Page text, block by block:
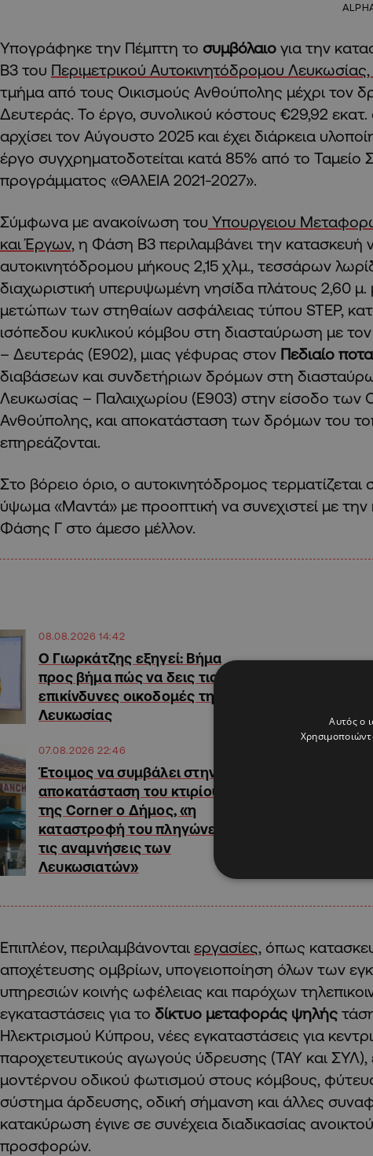
Υπογράφηκε την Πέμπτη το συμβόλαιο για την
Β3 του Περιμετρικού Αυτοκινητόδρομου Λευκωσίας,
τμήμα από τους Οικισμούς Ανθούπολης μέχρι τον
Δευτεράς. Το έργο, συνολικού κόστους €29,92
αρχίσει τον Αύγουστο 2025 και έχει διάρκεια
έργο συγχρηματοδοτείται κατά 85% από το Ταμείο
προγράμματος «ΘΑλΕΙΑ 2021-2027».
Σύμφωνα με ανακοίνωση του Υπουργειου
και Έργων, η Φάση Β3 περιλαμβάνει την κατασκευή
αυτοκινητόδρομου μήκους 2,15 χλμ., τεσσάρων
διαχωριστική υπερυψωμένη νησίδα πλάτους 2,60 μ.
μετώπων των στηθαίων ασφάλειας τύπου STEP,
ισόπεδου κυκλικού κόμβου στη διασταύρωση με
– Δευτεράς (Ε902), μιας γέφυρας στον Πεδιαίο
διαβάσεων και συνδετήριων δρόμων στη
Λευκωσίας – Παλαιχωρίου (Ε903) στην είσοδο των
Ανθούπολης, και αποκατάσταση των δρόμων του
επηρεάζονται.
Στο βόρειο όριο, ο αυτοκινητόδρομος
ύψωμα «Μαντά» με προοπτική να συνεχιστεί με
Φάσης Γ στο άμεσο μέλλον.
08.08.2026 14:42
Ο Γιωρκάτζης εξηγεί: Βήμα
προς βήμα πώς να δεις τις
επικίνδυνες οικοδομές της
Λευκωσίας
07.08.2026 22:46
Έτοιμος να συμβάλει στην
αποκατάσταση του κτιρίου
της Corner ο Δήμος, «η
καταστροφή του πληγώνει
τις αναμνήσεις των
Λευκωσιατών»
Επιπλέον, περιλαμβάνονται εργασίες, όπως
αποχέτευσης ομβρίων, υπογειοποίηση όλων των
υπηρεσιών κοινής ωφέλειας και παρόχων
εγκαταστάσεις για το δίκτυο μεταφοράς ψηλής
Ηλεκτρισμού Κύπρου, νέες εγκαταστάσεις για
παροχετευτικούς αγωγούς ύδρευσης (ΤΑΥ και ΣΥΛ),
μοντέρνου οδικού φωτισμού στους κόμβους,
σύστημα άρδευσης, οδική σήμανση και άλλες
κατακύρωση έγινε σε συνέχεια διαδικασίας
προσφορών.
Αυτός ο